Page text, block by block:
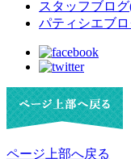
スタッフブログ
パティシエブロ
ページ上部へ戻る